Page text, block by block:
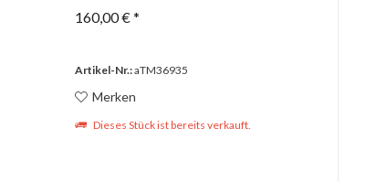
160,00 € *
Artikel-Nr.:aTM36935
Merken
Dieses Stück ist bereits verkauft.